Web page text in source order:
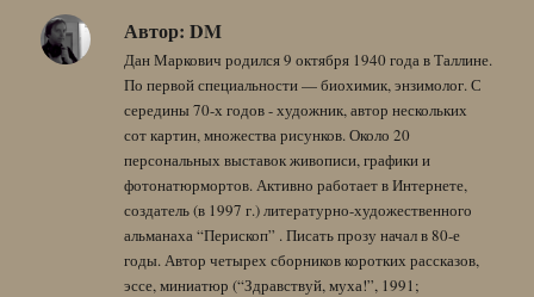
Автор: DM
Дан Маркович родился 9 октября 1940 года в Таллине.
По первой специальности — биохимик, энзимолог. С
середины 70-х годов - художник, автор нескольких
сот картин, множества рисунков. Около 20
персональных выставок живописи, графики и
фотонатюрмортов. Активно работает в Интернете,
создатель (в 1997 г.) литературно-художественного
альманаха “Перископ” . Писать прозу начал в 80-е
годы. Автор четырех сборников коротких рассказов,
эссе, миниатюр (“Здравствуй, муха!”, 1991;